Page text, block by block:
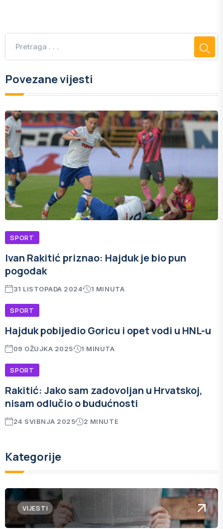
Povezane vijesti
SPORT
Ivan Rakitić priznao: Hajduk je bio pun
pogodak
31 LISTOPADA 2024 1 MINUTA
SPORT
Hajduk pobijedio Goricu i opet vodi u HNL-u
09 OŽUJKA 2025 1 MINUTA
SPORT
Rakitić: Jako sam zadovoljan u Hrvatskoj,
nisam odlučio o budućnosti
24 SVIBNJA 2025 2 MINUTE
Kategorije
VIJESTI